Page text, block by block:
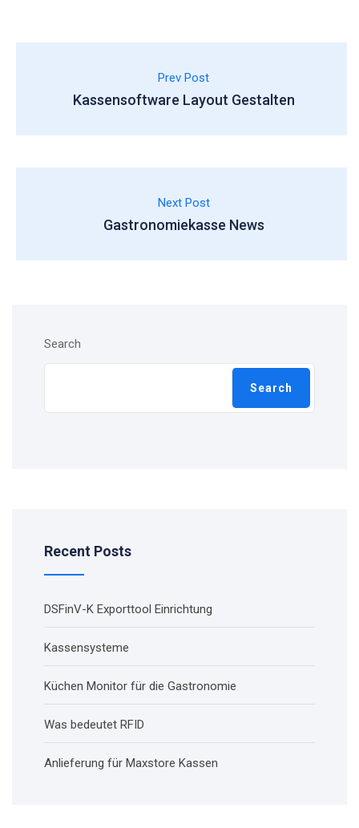
Prev Post
Kassensoftware Layout Gestalten
Next Post
Gastronomiekasse News
Search
Search
Recent Posts
DSFinV-K Exporttool Einrichtung
Kassensysteme
Küchen Monitor für die Gastronomie
Was bedeutet RFID
Anlieferung für Maxstore Kassen